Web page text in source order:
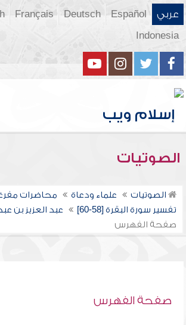
عربي Español
Deutsch
Français
Indonesia
الصوتيات
الصوتيات علماء ودعاة
محاضرات
تفسير سورة البقرة [58-60]
عبد العزيز بن
صفحة الفهرس
صفحة الفهرس